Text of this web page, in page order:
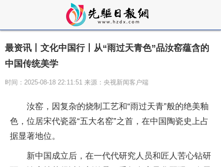
最资讯丨文化中国行丨从“雨过天青色”品汝窑蕴含的
中国传统美学
时间：2025-08-18 22:11:51 来源：央视新闻客户端
汝窑，因复杂的烧制工艺和“雨过天青”般的绝美釉
色，位居宋代瓷器“五大名窑”之首，在中国陶瓷史上占
据显著地位。
新中国成立后，在一代代研究人员和匠人苦心钻研